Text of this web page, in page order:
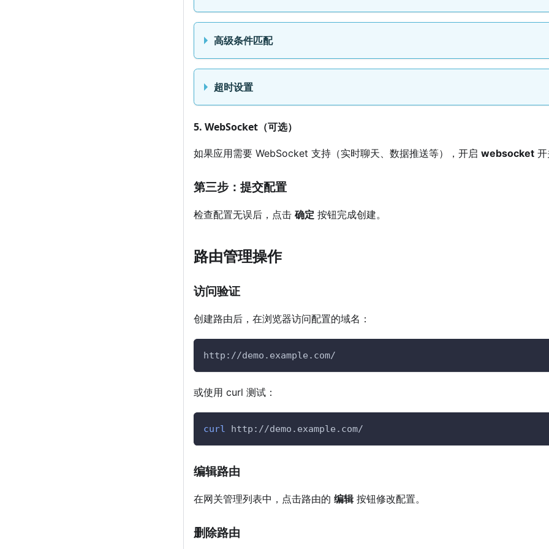
高级条件匹配
超时设置
5. WebSocket（可选）
如果应用需要 WebSocket 支持（实时聊天、数据推送等），开启 websocket
第三步：提交配置
检查配置无误后，点击 确定 按钮完成创建。
路由管理操作
访问验证
创建路由后，在浏览器访问配置的域名：
http://demo.example.com/
或使用 curl 测试：
curl http://demo.example.com/
编辑路由
在网关管理列表中，点击路由的 编辑按钮修改配置。
删除路由